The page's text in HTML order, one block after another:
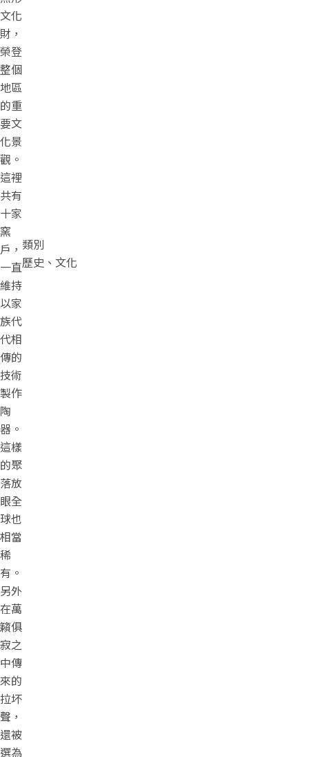
文化
財，
榮登
整個
地區
的重
要文
化景
觀。
這裡
共有
十家
窯
戶，
一直
維持
以家
族代
代相
傳的
技術
製作
陶
器。
這樣
的聚
落放
眼全
球也
相當
稀
有。
另外
在萬
籟俱
寂之
中傳
來的
拉坏
聲，
還被
選為
類別
歷史、文化